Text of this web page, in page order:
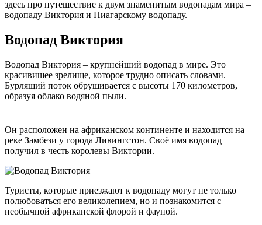
здесь про путешествие к двум знаменитым водопадам мира –
водопаду Виктория и Ниагарскому водопаду.
Водопад Виктория
Водопад Виктория – крупнейший водопад в мире. Это
красивишее зрелище, которое трудно описать словами.
Бурлящий поток обрушивается с высоты 170 километров,
образуя облако водяной пыли.
Он расположен на африканском континенте и находится на
реке Замбези у города Ливингстон. Своё имя водопад
получил в честь королевы Виктории.
Туристы, которые приезжают к водопаду могут не только
полюбоваться его великолепием, но и познакомится с
необычной африканской флорой и фауной.